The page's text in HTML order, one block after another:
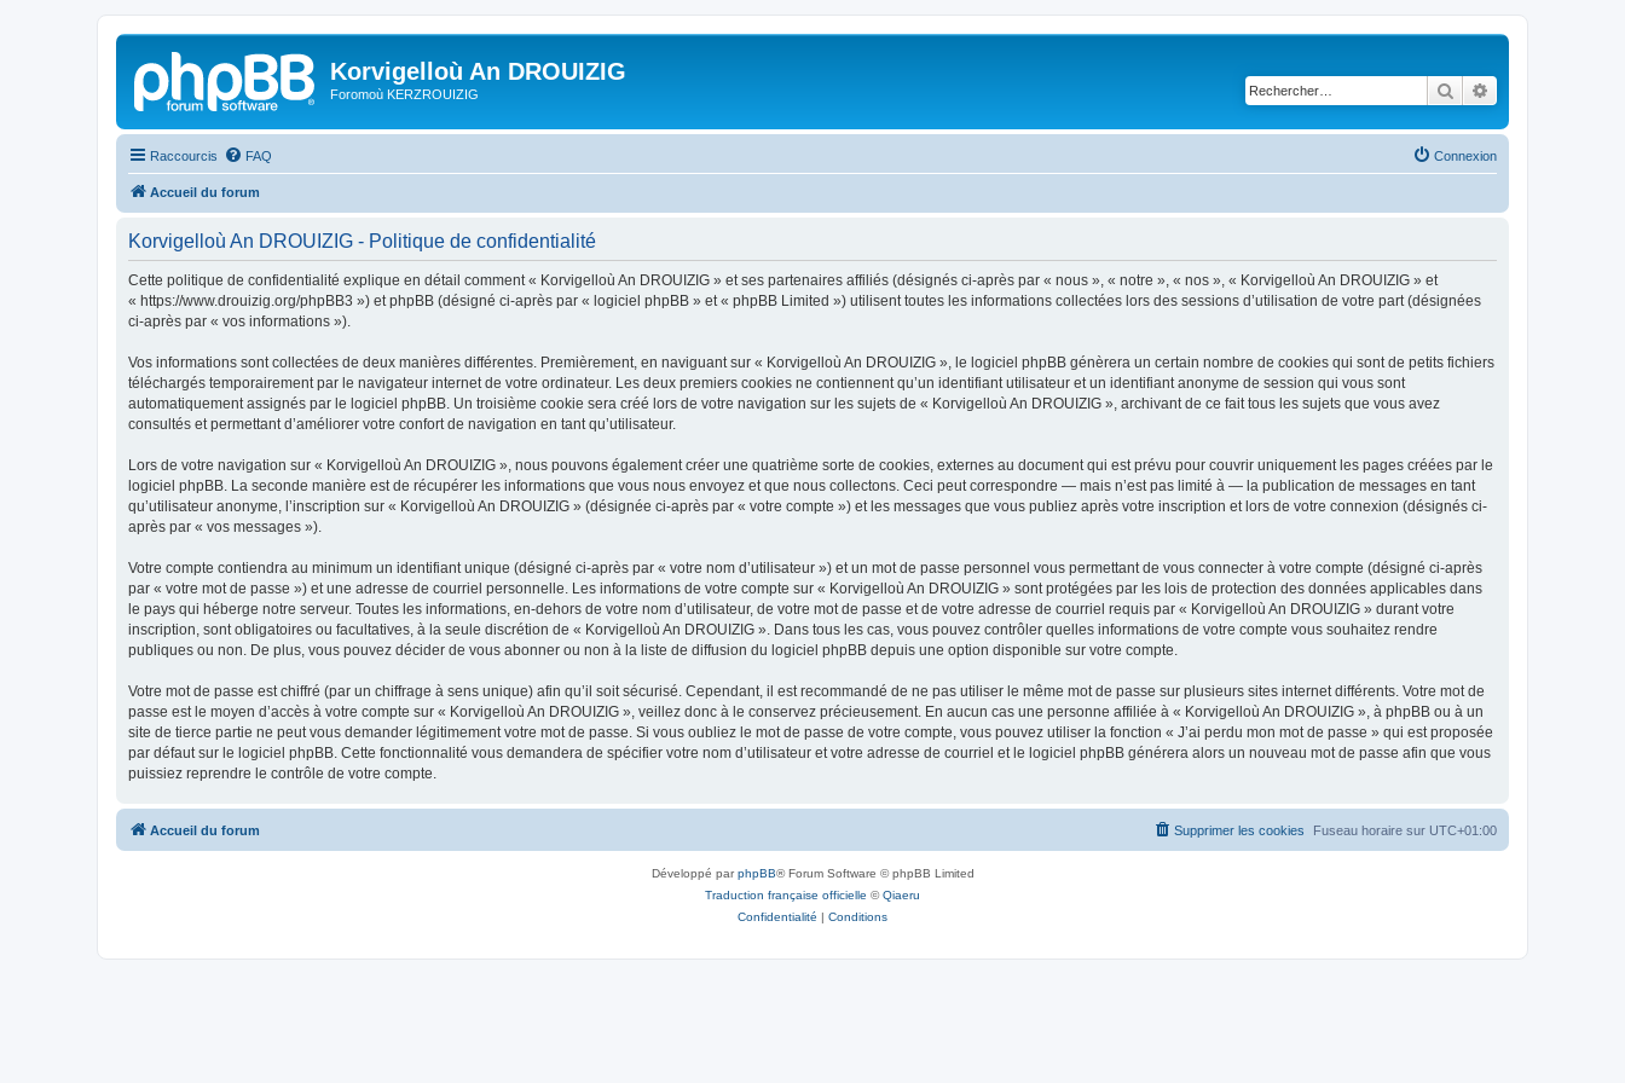
Korvigelloù An DROUIZIG
Foromoù KERZROUIZIG Rechercher
Raccourcis FAQ Connexion
Accueil du forum
Korvigelloù An DROUIZIG - Politique de confidentialité
Cette politique de confidentialité explique en détail comment « Korvigelloù An DROUIZIG » et ses partenaires affiliés (désignés ci-après par « nous », « notre », « nos », « Korvigelloù An DROUIZIG » et
« https://www.drouizig.org/phpBB3 ») et phpBB (désigné ci-après par « logiciel phpBB » et « phpBB Limited ») utilisent toutes les informations collectées lors des sessions d’utilisation de votre part (désignées
ci-après par « vos informations »).
Vos informations sont collectées de deux manières différentes. Premièrement, en naviguant sur « Korvigelloù An DROUIZIG », le logiciel phpBB génèrera un certain nombre de cookies qui sont de petits fichiers
téléchargés temporairement par le navigateur internet de votre ordinateur. Les deux premiers cookies ne contiennent qu’un identifiant utilisateur et un identifiant anonyme de session qui vous sont
automatiquement assignés par le logiciel phpBB. Un troisième cookie sera créé lors de votre navigation sur les sujets de « Korvigelloù An DROUIZIG », archivant de ce fait tous les sujets que vous avez
consultés et permettant d’améliorer votre confort de navigation en tant qu’utilisateur.
Lors de votre navigation sur « Korvigelloù An DROUIZIG », nous pouvons également créer une quatrième sorte de cookies, externes au document qui est prévu pour couvrir uniquement les pages créées par le
logiciel phpBB. La seconde manière est de récupérer les informations que vous nous envoyez et que nous collectons. Ceci peut correspondre — mais n’est pas limité à — la publication de messages en tant
qu’utilisateur anonyme, l’inscription sur « Korvigelloù An DROUIZIG » (désignée ci-après par « votre compte ») et les messages que vous publiez après votre inscription et lors de votre connexion (désignés ci-
après par « vos messages »).
Votre compte contiendra au minimum un identifiant unique (désigné ci-après par « votre nom d’utilisateur ») et un mot de passe personnel vous permettant de vous connecter à votre compte (désigné ci-après
par « votre mot de passe ») et une adresse de courriel personnelle. Les informations de votre compte sur « Korvigelloù An DROUIZIG » sont protégées par les lois de protection des données applicables dans
le pays qui héberge notre serveur. Toutes les informations, en-dehors de votre nom d’utilisateur, de votre mot de passe et de votre adresse de courriel requis par « Korvigelloù An DROUIZIG » durant votre
inscription, sont obligatoires ou facultatives, à la seule discrétion de « Korvigelloù An DROUIZIG ». Dans tous les cas, vous pouvez contrôler quelles informations de votre compte vous souhaitez rendre
publiques ou non. De plus, vous pouvez décider de vous abonner ou non à la liste de diffusion du logiciel phpBB depuis une option disponible sur votre compte.
Votre mot de passe est chiffré (par un chiffrage à sens unique) afin qu’il soit sécurisé. Cependant, il est recommandé de ne pas utiliser le même mot de passe sur plusieurs sites internet différents. Votre mot de
passe est le moyen d’accès à votre compte sur « Korvigelloù An DROUIZIG », veillez donc à le conservez précieusement. En aucun cas une personne affiliée à « Korvigelloù An DROUIZIG », à phpBB ou à un
site de tierce partie ne peut vous demander légitimement votre mot de passe. Si vous oubliez le mot de passe de votre compte, vous pouvez utiliser la fonction « J’ai perdu mon mot de passe » qui est proposée
par défaut sur le logiciel phpBB. Cette fonctionnalité vous demandera de spécifier votre nom d’utilisateur et votre adresse de courriel et le logiciel phpBB générera alors un nouveau mot de passe afin que vous
puissiez reprendre le contrôle de votre compte.
Accueil du forum Fuseau horaire sur UTC+01:00
Supprimer les cookies
Développé parphpBB® Forum Software © phpBB Limited
Traduction française officielle ©Qiaeru
Confidentialité | Conditions